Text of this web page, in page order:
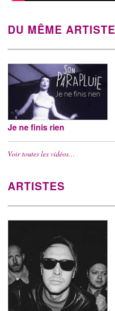
DU MÊME ARTISTE
Je ne finis rien
Voir toutes les vidéos…
ARTISTES